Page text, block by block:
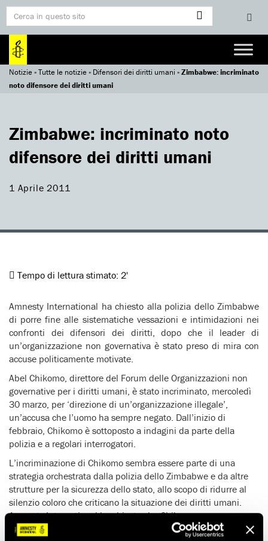
Notizie»Tutte le notizie» Difensori dei diritti umani »Zimbabwe: incriminato
noto difensore dei diritti umani
Zimbabwe: incriminato noto
difensore dei diritti umani
1 Aprile 2011
Tempo di lettura stimato: 2'
Amnesty International ha chiesto alla polizia dello Zimbabwe
di porre fine alle sistematiche vessazioni e intimidazioni nei
confronti dei difensori dei diritti, dopo che il leader di
un’organizzazione non governativa è stato preso di mira con
accuse politicamente motivate.
Abel Chikomo, direttore del Forum delle Organizzazioni non
governative per i diritti umani, è stato incriminato, mercoledì
30 marzo, per ‘direzione di un’organizzazione illegale’,
un’accusa che l’uomo ha sempre negato. Dall’inizio di
febbraio, Chikomo è sottoposto a indagini da parte della
polizia e a regolari interrogatori.
L’incriminazione di Chikomo sembra essere parte di una
strategia orchestrata dalla polizia dello Zimbabwe e da altre
strutture per la sicurezza dello stato, allo scopo di ridurre al
silenzio coloro che criticano la situazione dei diritti umani.
Amnesty International ha chiesto che Chikomo venga
immediatamente prosciolto.